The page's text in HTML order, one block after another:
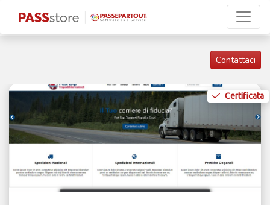
Contattaci
Certificata